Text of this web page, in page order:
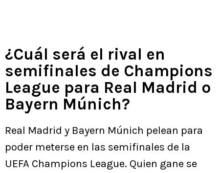
¿Cuál será el rival en
semifinales de Champions
League para Real Madrid o
Bayern Múnich?
Real Madrid y Bayern Múnich pelean para
poder meterse en las semifinales de la
UEFA Champions League. Quien gane se